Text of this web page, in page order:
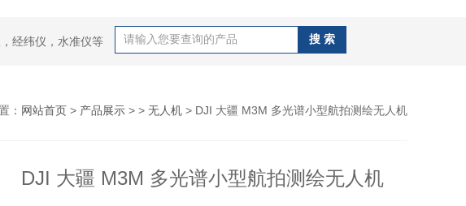
经纬仪，水准仪等
： 网站首页 > 产品展示 > > 无人机 > DJI 大疆 M3M 多光谱小型航拍测绘无人机
DJI 大疆 M3M 多光谱小型航拍测绘无人机